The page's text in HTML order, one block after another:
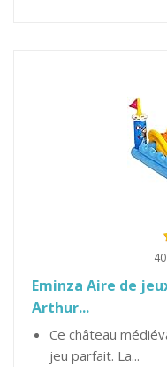
Eminza Aire de
Arthur...
Ce château
jeu parfait. La...